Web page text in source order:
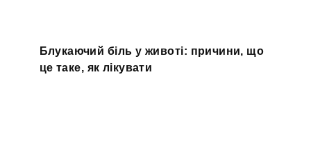
Блукаючий біль у животі: причини, що
це таке, як лікувати